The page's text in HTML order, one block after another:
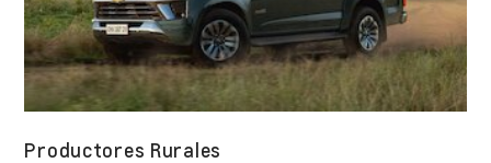
Productores Rurales